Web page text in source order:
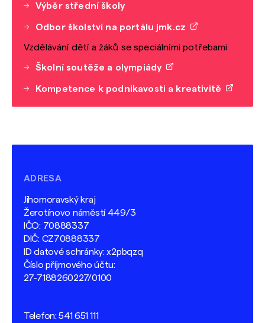
Výběr střední školy
Odbor školství na portálu jmk.cz
Vzdělávání dětí a žáků se speciálními potřebami
Školní soutěže a olympiády
Kompetence k podnikavosti a kreativitě
ADRESA
Jihomoravský kraj
Žerotínovo náměstí 449/3
IČO: 70888337
DIČ: CZ70888337
ID datové schránky: x2pbqzq
Číslo příjmového účtu:
27-7188260227/0100
Telefon:541 651 111